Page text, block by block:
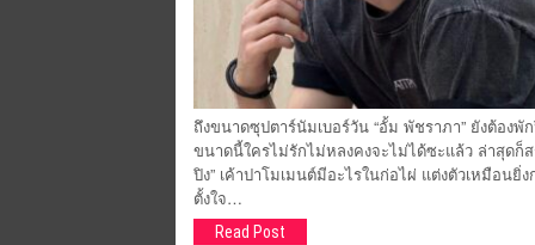
ถึงขนาดซุปตาร์นัมเบอร์วัน “อั้ม พัชราภา” ยังต้อง
ขนาดนี้ใครไม่รักไม่หลงคงจะไม่ได้ซะแล้ว ล่าสุดก็ส
ปิง” เค้าปาโมเมนต์มีอะไรในก่อไผ่ แต่งตัวเหมือน
ตั้งใจ…
Read Post